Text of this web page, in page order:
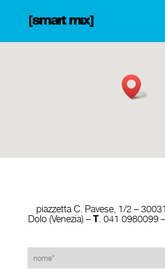
piazzetta C. Pavese, 1/2 –
Dolo (Venezia) – T. 041 0980099–